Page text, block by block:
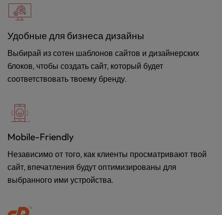
Удобные для бизнеса дизайны
Выбирай из сотен шаблонов сайтов и дизайнерских
блоков, чтобы создать сайт, который будет
соответствовать твоему бренду.
Mobile-Friendly
Независимо от того, как клиенты просматривают твой
сайт, впечатления будут оптимизированы для
выбранного ими устройства.